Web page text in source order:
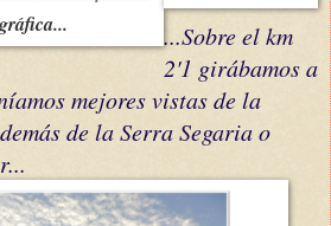
...Sobre el km
2'1 girábamos a
mejores vistas de la
de la Serra Segaria o